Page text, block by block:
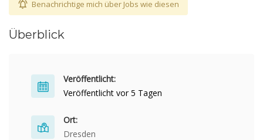
Benachrichtige mich über Jobs wie diesen
Überblick
Veröffentlicht:
Veröffentlicht vor 5 Tagen
Ort:
Dresden